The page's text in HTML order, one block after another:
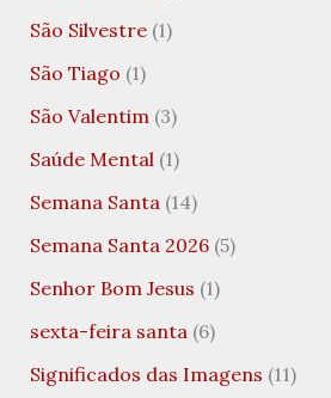
São Silvestre(1)
São Tiago (1)
São Valentim (3)
Saúde Mental (1)
Semana Santa (14)
Semana Santa 2026(5)
Senhor Bom Jesus (1)
sexta-feira santa (6)
Significados das Imagens (11)